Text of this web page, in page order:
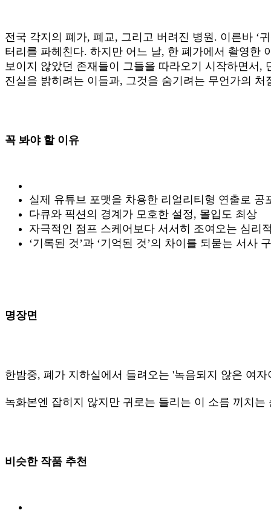
전국 각지의 폐가, 폐교, 그리고 버려진 병원. 이른바 ‘
터리를 파헤친다. 하지만 어느 날, 한 폐가에서 촬영한
보이지 않았던 존재들이 그들을 따라오기 시작하면서
진실을 밝히려는 이들과, 그것을 숨기려는 무언가의 처
꼭 봐야 할 이유
실제 유튜브 포맷을 차용한 리얼리티형 연출로 공
다큐와 픽션의 경계가 모호한 설정, 몰입도 최상
자극적인 점프 스케어보다 서서히 조여오는 심리
‘기록된 것’과 ‘기억된 것’의 차이를 되묻는 서사
명장면
한밤중, 폐가 지하실에서 들려오는 '녹음되지 않은 여자
녹화본엔 잡히지 않지만 귀로는 들리는 이 소름 끼치
비슷한 작품 추천